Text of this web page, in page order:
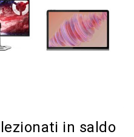
in saldo